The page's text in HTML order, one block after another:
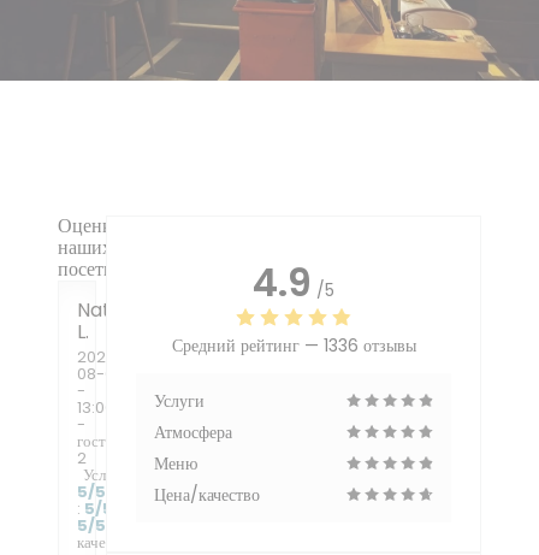
Оценки
наших
посетителей
Natacha
L
2026-
08-06
-
13:00
-
гости
2
Услуги
5/5 Атмосфера
: 5/5 Меню:
5/5
качество
4.9 /5
Средний рейтинг — 1336 отзывы
Услуги
Атмосфера
Меню
Цена/качество